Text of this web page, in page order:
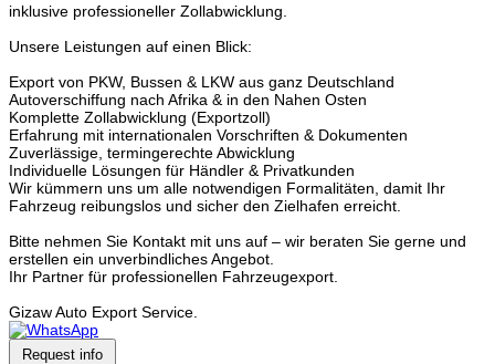
inklusive professioneller Zollabwicklung.
Unsere Leistungen auf einen Blick:
Export von PKW, Bussen & LKW aus ganz Deutschland
Autoverschiffung nach Afrika & in den Nahen Osten
Komplette Zollabwicklung (Exportzoll)
Erfahrung mit internationalen Vorschriften & Dokumenten
Zuverlässige, termingerechte Abwicklung
Individuelle Lösungen für Händler & Privatkunden
Wir kümmern uns um alle notwendigen Formalitäten, damit Ihr
Fahrzeug reibungslos und sicher den Zielhafen erreicht.
Bitte nehmen Sie Kontakt mit uns auf – wir beraten Sie gerne und
erstellen ein unverbindliches Angebot.
Ihr Partner für professionellen Fahrzeugexport.
Gizaw Auto Export Service.
Request info